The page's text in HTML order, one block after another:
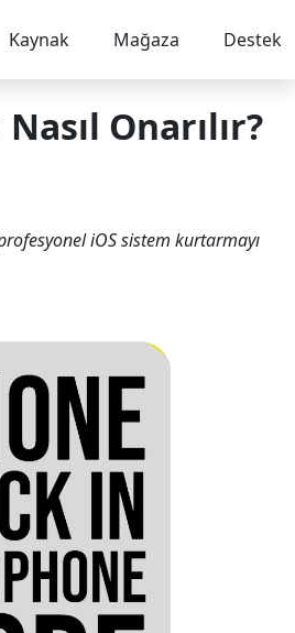
Kaynak Mağaza Destek
Onarılır?
iOS sistem kurtarmayı